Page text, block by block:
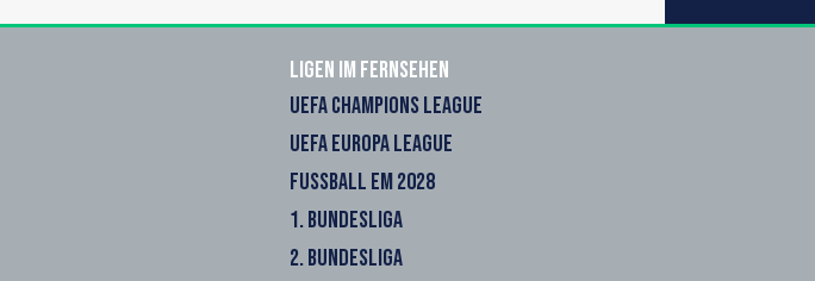
Ligen im Fernsehen
UEFA CHAMPIONS LEAGUE
UEFA EUROPA LEAGUE
FUSSBALL EM 2028
1. BUNDESLIGA
2. BUNDESLIGA